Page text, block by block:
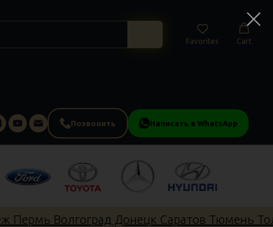
Favorites Cart
Позвонить Написать в WhatsApp
Волгоград Донецк Саратов Тюмень